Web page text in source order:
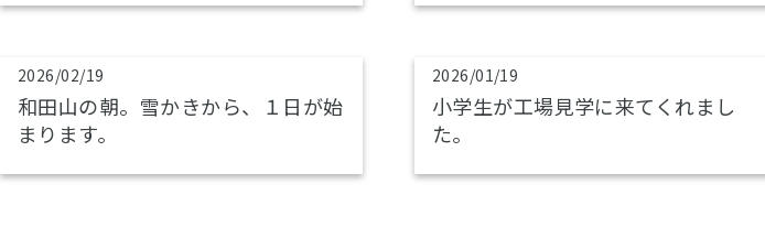
2026/02/19
和田山の朝。雪かきから、１日が始
まります。
2026/01/19
小学生が工場見学に来てくれまし
た。